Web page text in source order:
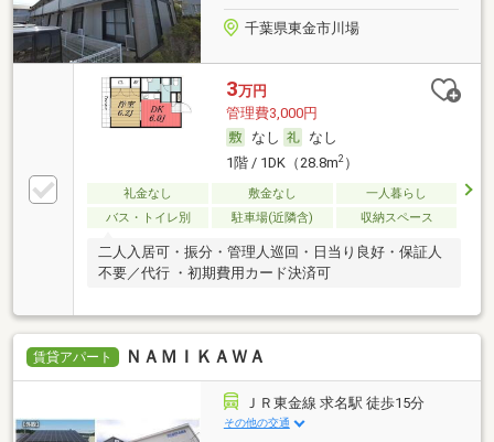
千葉県東金市川場
3万円
管理費3,000円
なし
なし
1階 / 1DK（28.8m2）
礼金なし 敷金なし
一人暮らし
バス・トイレ別
駐車場(近隣含) 収納スペース
二人入居可・振分・管理人巡回・日当り良好・保証人
不要／代行 ・初期費用カード決済可
賃貸アパート ＮＡＭＩＫＡＷＡ
ＪＲ東金線 求名駅 徒歩15分
その他の交通